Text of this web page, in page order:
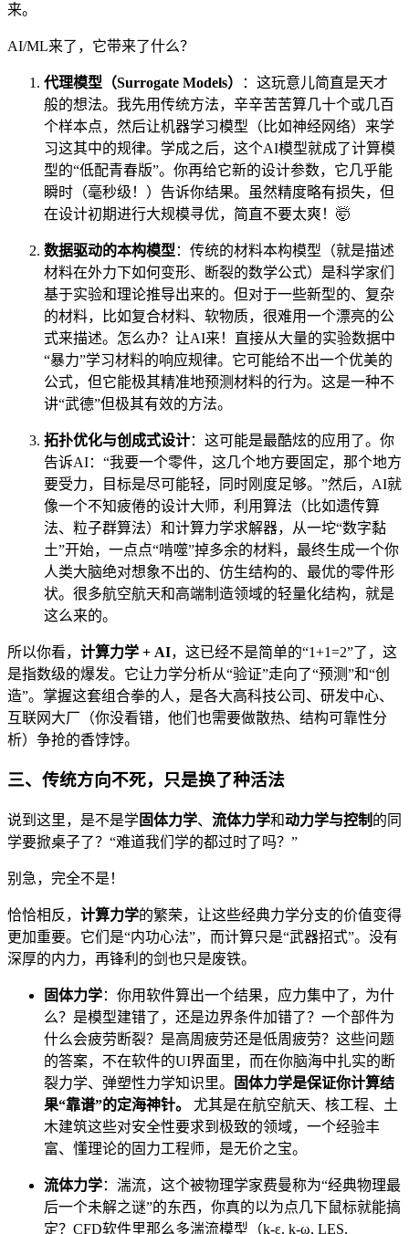
来。
AI/ML来了，它带来了什么？
代理模型（Surrogate Models）
：这玩意儿简直是天才
般的想法。我先用传统方法，辛辛苦苦算几十个或几百
个样本点，然后让机器学习模型（比如神经网络）来学
习这其中的规律。学成之后，这个AI模型就成了计算模
型的“低配青春版”。你再给它新的设计参数，它几乎能
瞬时（毫秒级！）告诉你结果。虽然精度略有损失，但
在设计初期进行大规模寻优，简直不要太爽！🤯
数据驱动的本构模型 ：传统的材料本构模型（就是描述
材料在外力下如何变形、断裂的数学公式）是科学家们
基于实验和理论推导出来的。但对于一些新型的、复杂
的材料，比如复合材料、软物质，很难用一个漂亮的公
式来描述。怎么办？让AI来！直接从大量的实验数据中
“暴力”学习材料的响应规律。它可能给不出一个优美的
公式，但它能极其精准地预测材料的行为。这是一种不
讲“武德”但极其有效的方法。
拓扑优化与创成式设计：这可能是最酷炫的应用了。你
告诉AI：“我要一个零件，这几个地方要固定，那个地方
要受力，目标是尽可能轻，同时刚度足够。”然后，AI就
像一个不知疲倦的设计大师，利用算法（比如遗传算
法、粒子群算法）和计算力学求解器，从一坨“数字黏
土”开始，一点点“啃噬”掉多余的材料，最终生成一个你
人类大脑绝对想象不出的、仿生结构的、最优的零件形
状。很多航空航天和高端制造领域的轻量化结构，就是
这么来的。
所以你看， 计算力学 + AI，这已经不是简单的“1+1=2”了，这
是指数级的爆发。它让力学分析从“验证”走向了“预测”和“创
造”。掌握这套组合拳的人，是各大高科技公司、研发中心、
互联网大厂（你没看错，他们也需要做散热、结构可靠性分
析）争抢的香饽饽。
三、传统方向不死，只是换了种活法
说到这里，是不是学固体力学、 流体力学和动力学与控制 的同
学要掀桌子了？“难道我们学的都过时了吗？”
别急，完全不是！
恰恰相反， 计算力学的繁荣，让这些经典力学分支的价值变得
更加重要。它们是“内功心法”，而计算只是“武器招式”。没有
深厚的内力，再锋利的剑也只是废铁。
固体力学：你用软件算出一个结果，应力集中了，为什
么？是模型建错了，还是边界条件加错了？一个部件为
什么会疲劳断裂？是高周疲劳还是低周疲劳？这些问题
的答案，不在软件的UI界面里，而在你脑海中扎实的断
裂力学、弹塑性力学知识里。
固体力学是保证你计算结
果“靠谱”的定海神针。
尤其是在航空航天、核工程、土
木建筑这些对安全性要求到极致的领域，一个经验丰
富、懂理论的固力工程师，是无价之宝。
流体力学：湍流，这个被物理学家费曼称为“经典物理最
后一个未解之谜”的东西，你真的以为点几下鼠标就能搞
定？CFD软件里那么多湍流模型（k-ε, k-ω, LES,